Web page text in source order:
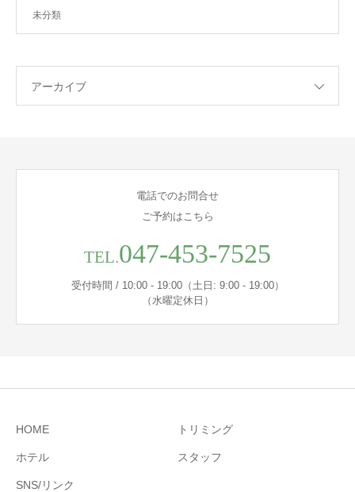
未分類
アーカイブ
電話でのお問合せ
ご予約はこちら
TEL.047-453-7525
受付時間 / 10:00 - 19:00（土日: 9:00 - 19:00）
（水曜定休日）
HOME トリミング
ホテル スタッフ
SNS/リンク